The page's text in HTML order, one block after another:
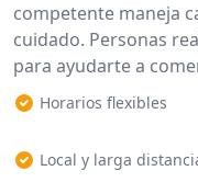
competente maneja
cuidado. Personas
para ayudarte a
Horarios flexibles
Local y larga